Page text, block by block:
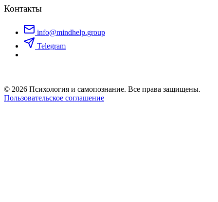
Контакты
info@mindhelp.group
Telegram
© 2026 Психология и самопознание. Все права защищены.
Пользовательское соглашение